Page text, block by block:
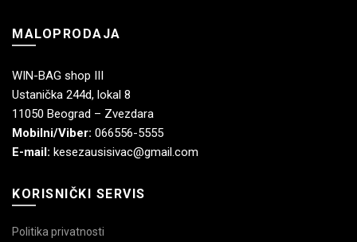
MALOPRODAJA
WIN-BAG shop III
Ustanička 244d, lokal 8
11050 Beograd – Zvezdara
Mobilni/Viber: 066556-5555
E-mail: kesezausisivac@gmail.com
KORISNIČKI SERVIS
Politika privatnosti